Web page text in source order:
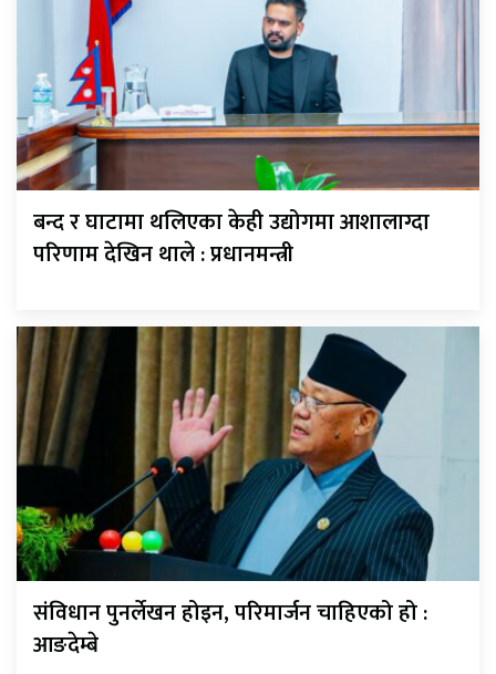
बन्द र घाटामा थलिएका केही उद्योगमा आशालाग्दा
परिणाम देखिन थाले : प्रधानमन्त्री
संविधान पुनर्लेखन होइन, परिमार्जन चाहिएको हो :
आङदेम्बे